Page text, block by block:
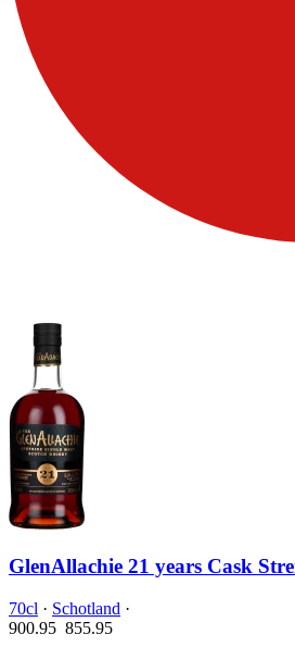
GlenAllachie 21 years Cask
70cl · Schotland ·
900.95 855.95